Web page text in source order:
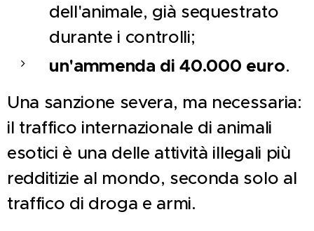
dell'animale, già sequestrato
durante i controlli;
un'ammenda di 40.000 euro.
Una sanzione severa, ma necessaria:
il traffico internazionale di animali
esotici è una delle attività illegali più
redditizie al mondo, seconda solo al
traffico di droga e armi.